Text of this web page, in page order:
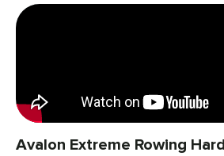
Avalon Extreme Rowing Hard